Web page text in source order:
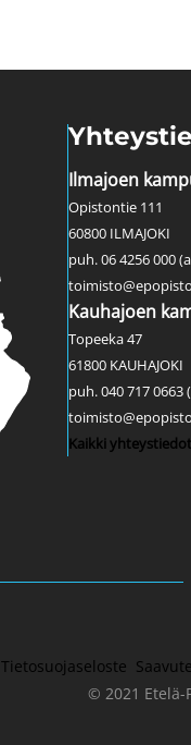
Ilmajoen
Opistontie 111
60800 ILMAJOKI
puh. 06 4256 000
Kauhajoen
Topeeka 47
61800 KAUHAJOKI
puh. 040 717 0663
Kaikki yhteystiedot
Tietosuojaseloste
© 2021 Etelä-